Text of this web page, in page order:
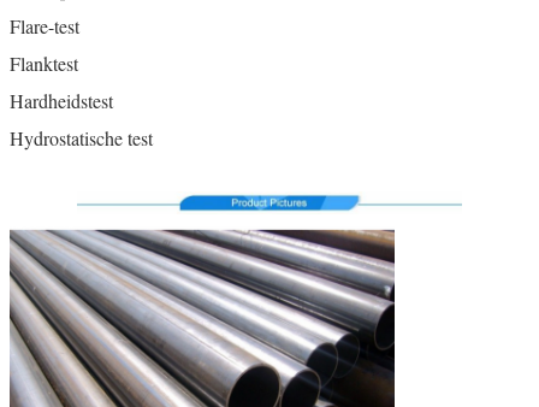
Flare-test
Flanktest
Hardheidstest
Hydrostatische test